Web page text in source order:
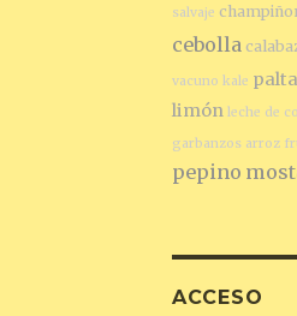
salvaje
cebolla
vacuno kale palta
limón leche de
garbanzos arroz
pepino
ACCESO